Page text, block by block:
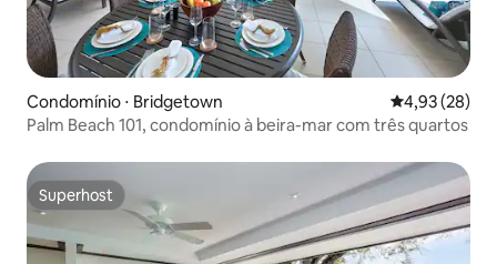
Condomínio ⋅ Bridgetown 4,93 de uma
4,93 (28)
Palm Beach 101, condomínio à beira-mar com três quartos
Superhost
Superhost